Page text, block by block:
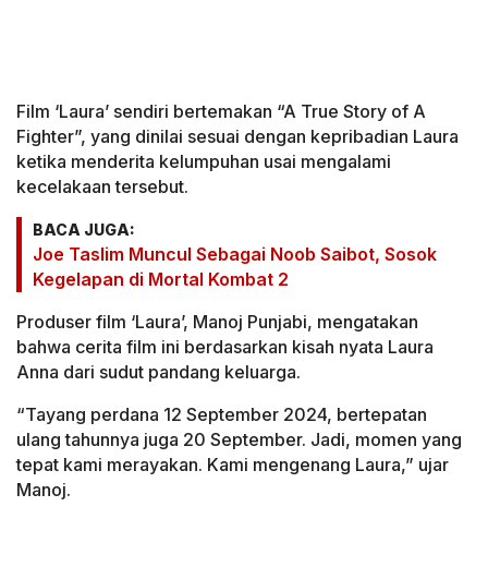
Film ‘Laura’ sendiri bertemakan “A True Story of A
Fighter”, yang dinilai sesuai dengan kepribadian Laura
ketika menderita kelumpuhan usai mengalami
kecelakaan tersebut.
BACA JUGA:
Joe Taslim Muncul Sebagai Noob Saibot, Sosok
Kegelapan di Mortal Kombat 2
Produser film ‘Laura’, Manoj Punjabi, mengatakan
bahwa cerita film ini berdasarkan kisah nyata Laura
Anna dari sudut pandang keluarga.
“Tayang perdana 12 September 2024, bertepatan
ulang tahunnya juga 20 September. Jadi, momen yang
tepat kami merayakan. Kami mengenang Laura,” ujar
Manoj.